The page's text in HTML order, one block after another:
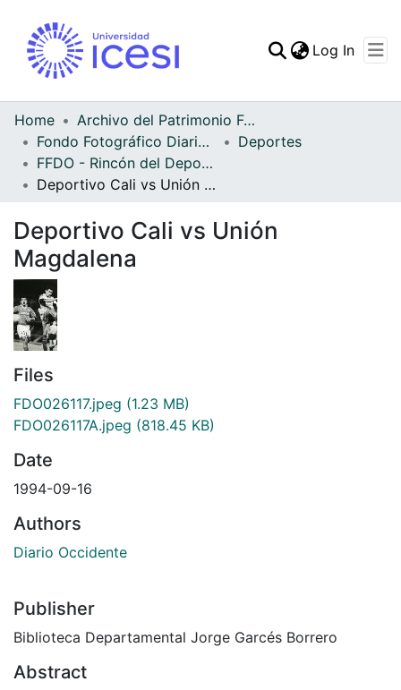
Statistics
Log In
Home
Archivo del Patrimonio Fotográfico y Fílmico del Valle del Cauca
Fondo Fotográfico Diario Occidente
Deportes
FFDO - Rincón del Deportivo Cali - Patrimonial
Deportivo Cali vs Unión Magdalena
Deportivo Cali vs Unión
Magdalena
Files
FDO026117.jpeg (1.23 MB)
FDO026117A.jpeg (818.45 KB)
Date
1994-09-16
Authors
Diario Occidente
Publisher
Biblioteca Departamental Jorge Garcés Borrero
Abstract